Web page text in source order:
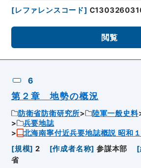
[レファレンスコード]
閲覧
6
第２章 地勢の概況
防衛省防衛研究所 陸軍一般史料
兵要地誌
北海南寧付近兵要地誌概説 昭和
[規模] 2 [作成者名称] 参謀本部 [
省